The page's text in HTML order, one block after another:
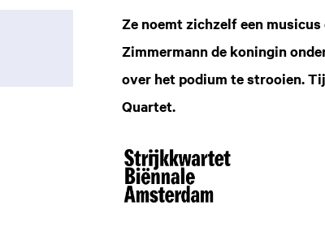
Ze noemt zichzelf een
Zimmermann de koningin
over het podium te strooien.
Quartet.